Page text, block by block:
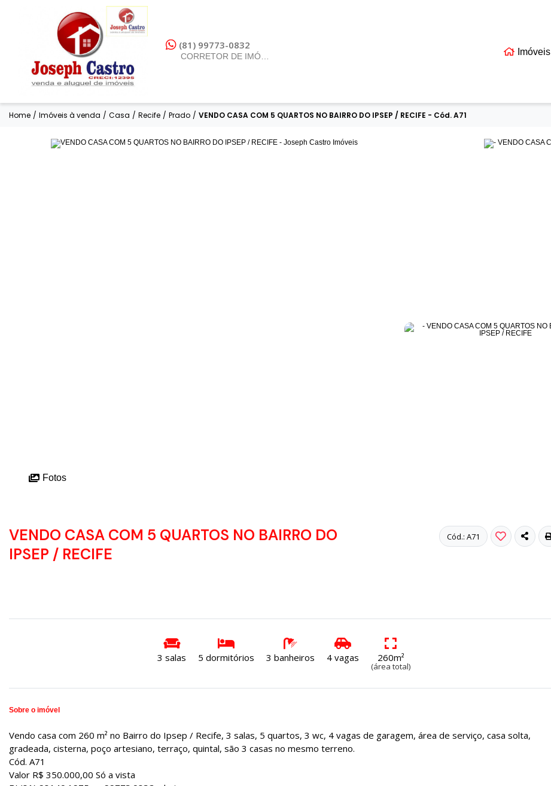
(81) 99773-0832
Imóveis
Home / Imóveis à venda / Casa / Recife / Prado / VENDO CASA COM 5 QUARTOS NO BAIRRO DO IPSEP / RECIFE - Cód. A71
Fotos
Cód.: A71
VENDO CASA COM 5 QUARTOS NO BAIRRO DO
IPSEP / RECIFE
3 salas 5 dormitórios 3 banheiros 4 vagas 260m²
(área total)
Sobre o imóvel
Vendo casa com 260 m² no Bairro do Ipsep / Recife, 3 salas, 5 quartos, 3 wc, 4 vagas de garagem, área de serviço, casa solta,
gradeada, cisterna, poço artesiano, terraço, quintal, são 3 casas no mesmo terreno.
Cód. A71
Valor R$ 350.000,00 Só a vista